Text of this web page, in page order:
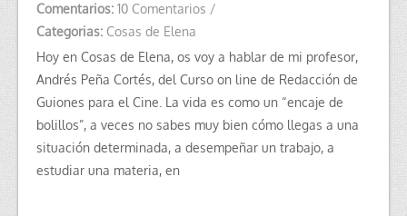
Comentarios: 10 Comentarios /
Categorias: Cosas de Elena
Hoy en Cosas de Elena, os voy a hablar de mi profesor,
Andrés Peña Cortés, del Curso on line de Redacción de
Guiones para el Cine. La vida es como un “encaje de
bolillos”, a veces no sabes muy bien cómo llegas a una
situación determinada, a desempeñar un trabajo, a
estudiar una materia, en